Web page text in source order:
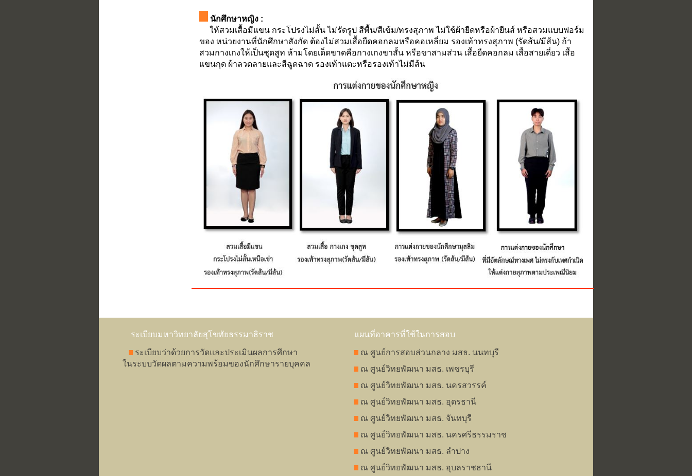
นักศึกษาหญิง :
ให้สวมเสื้อมีแขน กระโปรงไม่สั้น ไม่รัดรูป สีพื้น/สีเข้ม/ทรงสุภาพ ไม่ใช้ผ้ายืดหรือผ้ายีนส์ หรือสวมแบบฟอร์ม
ของ หน่วยงานที่นักศึกษาสังกัด ต้องไม่สวมเสื้อยืดคอกลมหรือคอเหลี่ยม รองเท้าทรงสุภาพ (รัดส้น/มีส้น) ถ้า
สวมกางเกงให้เป็นชุดสูท ห้ามโดยเด็ดขาดคือกางเกงขาสั้น หรือขาสามส่วน เสื้อยืดคอกลม เสื้อสายเดี่ยว เสื้อ
แขนกุด ผ้าลวดลายและสีฉูดฉาด รองเท้าแตะหรือรองเท้าไม่มีส้น
ระเบียบมหาวิทยาลัยสุโขทัยธรรมาธิราช แผนที่อาคารที่ใช้ในการสอบ
ระเบียบว่าด้วยการวัดและประเมินผลการศึกษา
ในระบบวัดผลตามความพร้อมของนักศึกษารายบุคคล
ณ ศูนย์การสอบส่วนกลาง มสธ. นนทบุรี
ณ ศูนย์วิทยพัฒนา มสธ. เพชรบุรี
ณ ศูนย์วิทยพัฒนา มสธ. นครสวรรค์
ณ ศูนย์วิทยพัฒนา มสธ. อุดรธานี
ณ ศูนย์วิทยพัฒนา มสธ. จันทบุรี
ณ ศูนย์วิทยพัฒนา มสธ. นครศรีธรรมราช
ณ ศูนย์วิทยพัฒนา มสธ. ลำปาง
ณ ศูนย์วิทยพัฒนา มสธ. อุบลราชธานี